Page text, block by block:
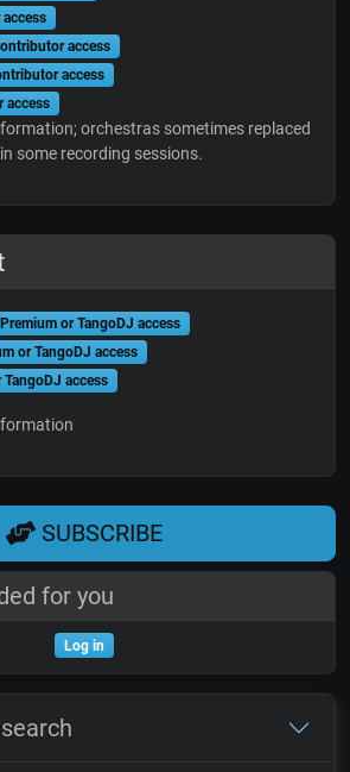
access
access
access
orchestras sometimes replaced
some recording sessions.
Premium or TangoDJ access
or TangoDJ access
access
SUBSCRIBE
for you
Log in